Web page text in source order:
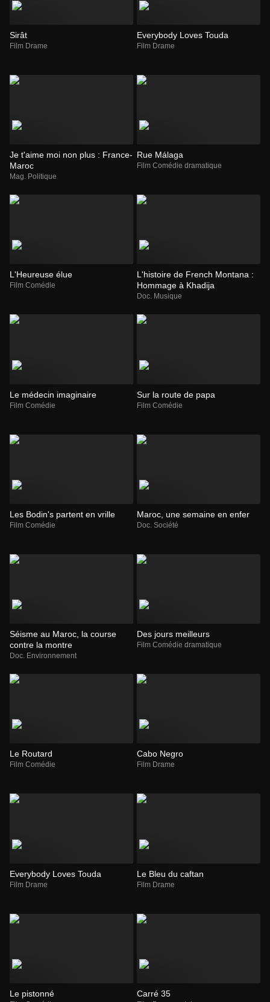
Sirât
Film Drame
Everybody Loves Touda
Film Drame
Je t'aime moi non plus : France-
Maroc
Mag. Politique
Rue Málaga
Film Comédie dramatique
L'Heureuse élue
Film Comédie
L'histoire de French Montana :
Hommage à Khadija
Doc. Musique
Le médecin imaginaire
Film Comédie
Sur la route de papa
Film Comédie
Les Bodin's partent en vrille
Film Comédie
Maroc, une semaine en enfer
Doc. Société
Séisme au Maroc, la course
contre la montre
Doc. Environnement
Des jours meilleurs
Film Comédie dramatique
Le Routard
Film Comédie
Cabo Negro
Film Drame
Everybody Loves Touda
Film Drame
Le Bleu du caftan
Film Drame
Le pistonné Carré 35